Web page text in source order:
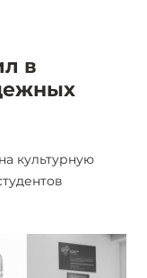
в
культурную